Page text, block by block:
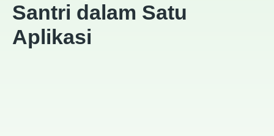
Santri dalam Satu
Aplikasi